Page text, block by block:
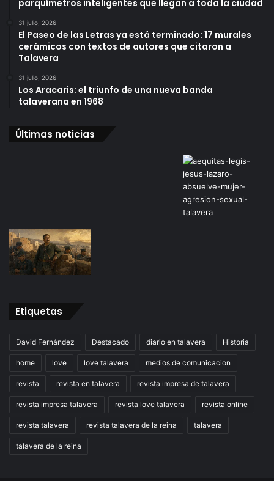
parquímetros inteligentes que llegan a toda la ciudad
31 julio, 2026
El Paseo de las Letras ya está terminado: 17 murales
cerámicos con textos de autores que citaron a
Talavera
31 julio, 2026
Los Aracaris: el triunfo de una nueva banda
talaverana en 1968
Últimas noticias
Etiquetas
David Fernández Destacado diario en talavera Historia
home love love talavera medios de comunicacion
revista revista en talavera revista impresa de talavera
revista impresa talavera revista love talavera revista online
revista talavera revista talavera de la reina talavera
talavera de la reina